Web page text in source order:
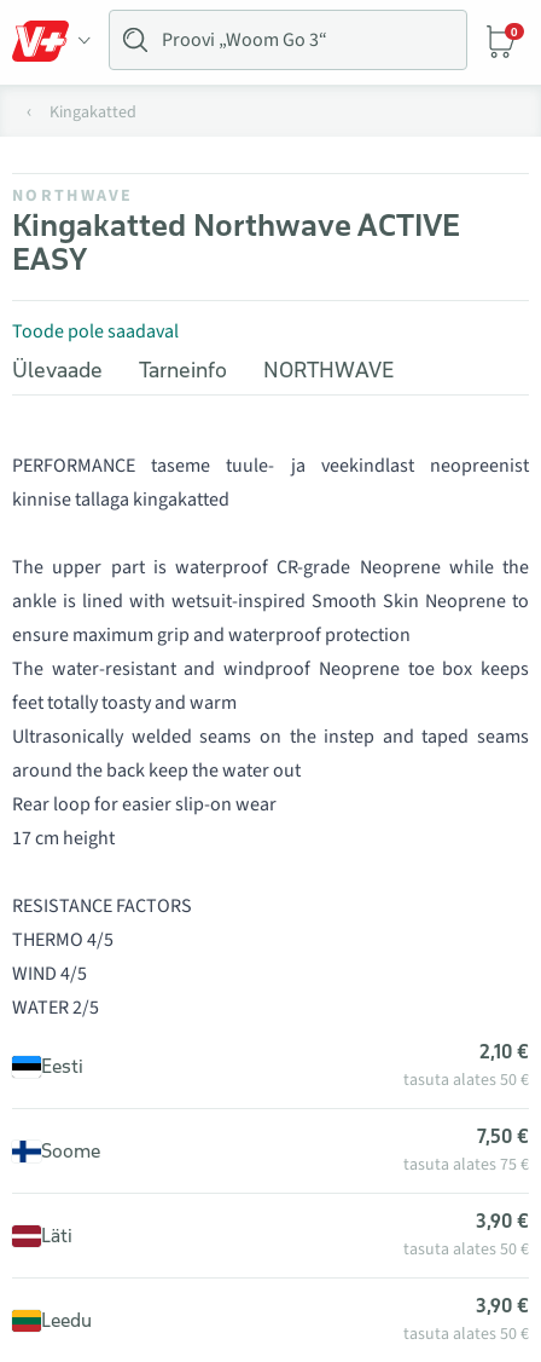
0
Kingakatted
NORTHWAVE
Kingakatted Northwave ACTIVE
EASY
Toode pole saadaval
Ülevaade
Tarneinfo NORTHWAVE
PERFORMANCE taseme tuule- ja veekindlast neopreenist
kinnise tallaga kingakatted
The upper part is waterproof CR-grade Neoprene while the
ankle is lined with wetsuit-inspired Smooth Skin Neoprene to
ensure maximum grip and waterproof protection
The water-resistant and windproof Neoprene toe box keeps
feet totally toasty and warm
Ultrasonically welded seams on the instep and taped seams
around the back keep the water out
Rear loop for easier slip-on wear
17 cm height
RESISTANCE FACTORS
THERMO 4/5
WIND 4/5
WATER 2/5
Eesti
2,10 €
tasuta alates 50 €
Soome
7,50 €
tasuta alates 75 €
Läti
3,90 €
tasuta alates 50 €
Leedu
3,90 €
tasuta alates 50 €